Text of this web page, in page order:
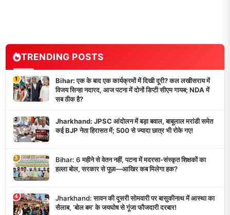
TRENDING POSTS
1
Bihar: एक के बाद एक कार्यक्रमों में दिखी दूरी? कल लखीसराय में
विजय सिन्हा नदारद, आज पटना में दोनों डिप्टी सीएम गायब; NDA में
सब ठीक है?
2
Jharkhand: JPSC आंदोलन में बड़ा बवाल, बाबूलाल मरांडी समेत
कई BJP नेता हिरासत में; 500 से ज्यादा छात्र भी रोके गए!
3
Bihar: 6 महीने से वेतन नहीं, पटना में मदरसा-संस्कृत शिक्षकों का
हल्ला बोल, सरकार से पूछा—आखिर कब मिलेगा हक?
4
Jharkhand: सावन की दूसरी सोमवारी पर बासुकीनाथ में आस्था का
सैलाब, ‘बोल बम’ के जयघोष से गूंजा फौजदारी दरबार!